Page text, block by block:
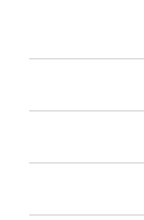
principal